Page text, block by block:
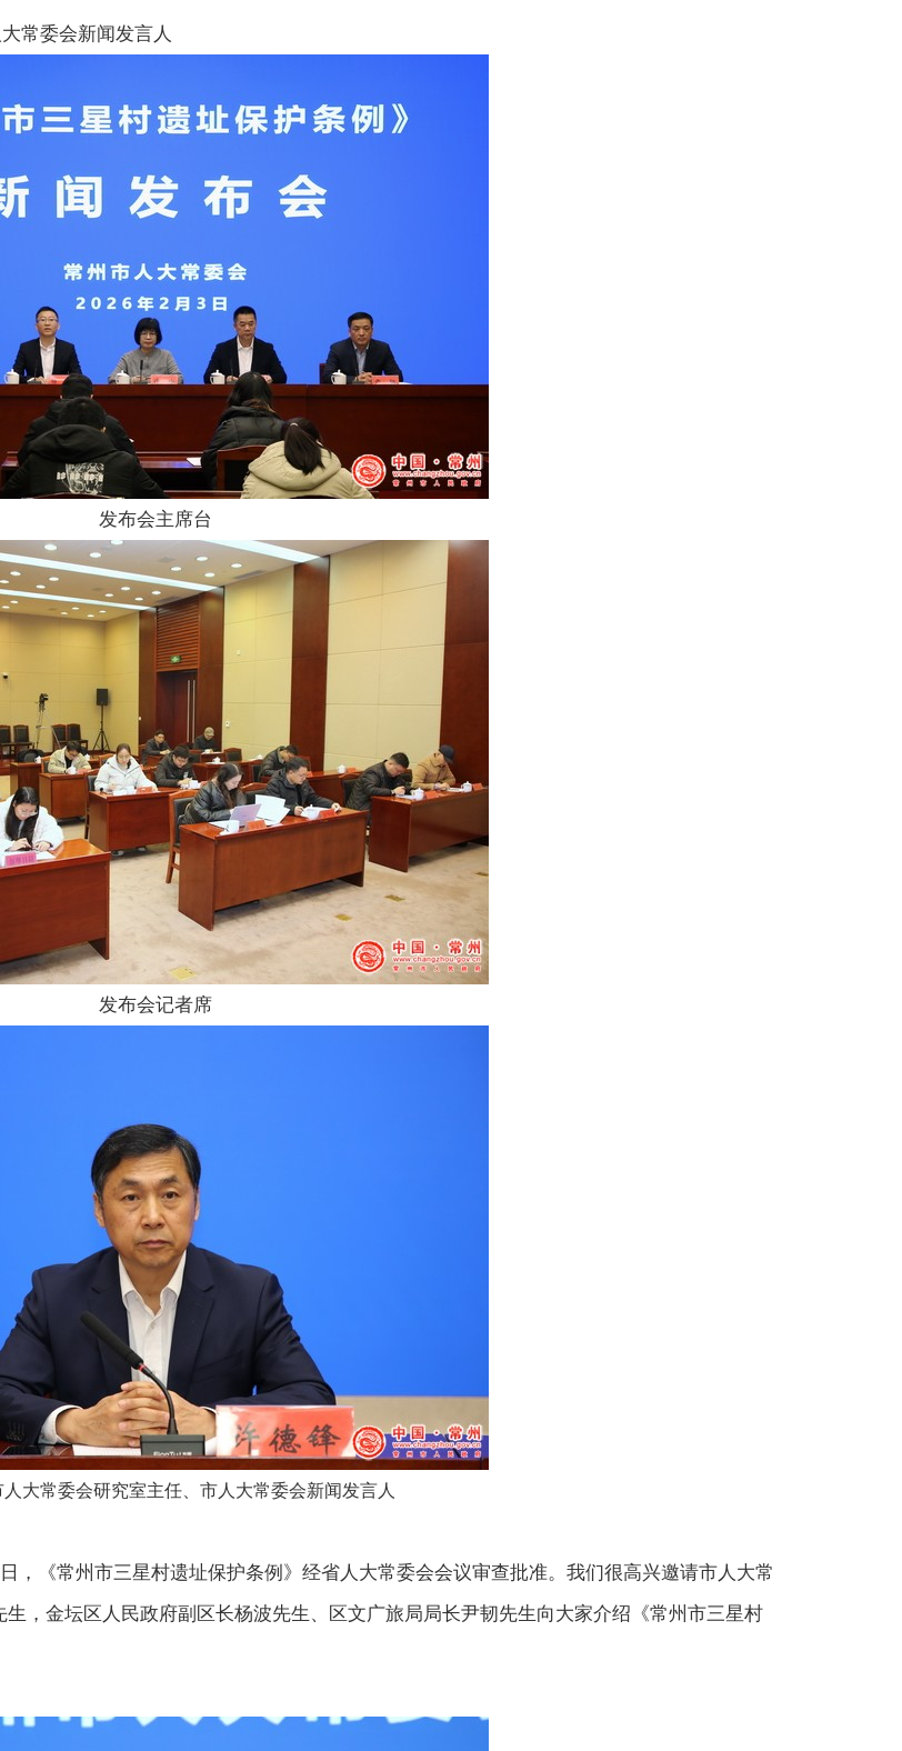
常委会新闻发言人
发布会主席台
发布会记者席
大常委会研究室主任、市人大常委会新闻发言人
《常州市三星村遗址保护条例》经省人大常委会会议审查批准。我们很高兴邀请市人大常
，金坛区人民政府副区长杨波先生、区文广旅局局长尹韧先生向大家介绍 《常州市三星村